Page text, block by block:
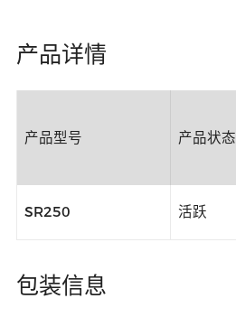
产品详情
产品型号 产品状态
SR250 活跃
包装信息